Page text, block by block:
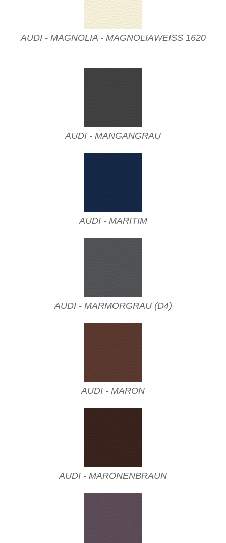
AUDI - MAGNOLIA - MAGNOLIAWEISS 1620
AUDI - MANGANGRAU
AUDI - MARITIM
AUDI - MARMORGRAU (D4)
AUDI - MARON
AUDI - MARONENBRAUN